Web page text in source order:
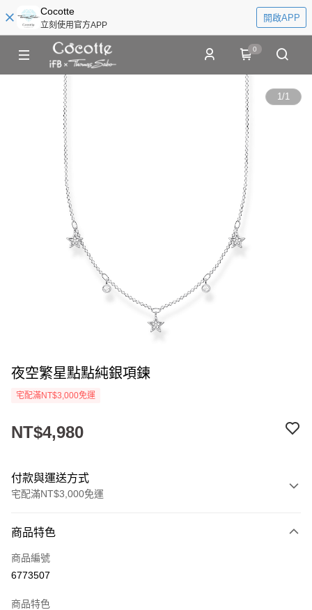
Cocotte
立刻使用官方APP
開啟APP
0
1/1
夜空繁星點點純銀項鍊
宅配滿NT$3,000免運
NT$4,980
付款與運送方式
宅配滿NT$3,000免運
信用卡一次付款
Apple Pay
商品特色
商品編號
6773507
商品特色